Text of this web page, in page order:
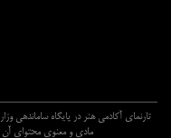
تارنماي آکادمي هنر در پايگاه ساماندهي
مادي و معنوي محتواي